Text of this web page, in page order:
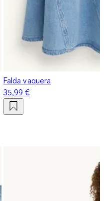
Falda vaquera
35,99 €